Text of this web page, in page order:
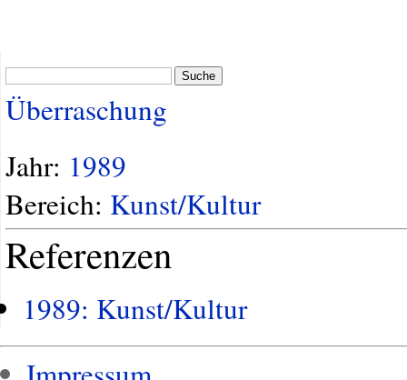
Suche
Überraschung
Jahr: 1989
Bereich: Kunst/Kultur
Referenzen
1989: Kunst/Kultur